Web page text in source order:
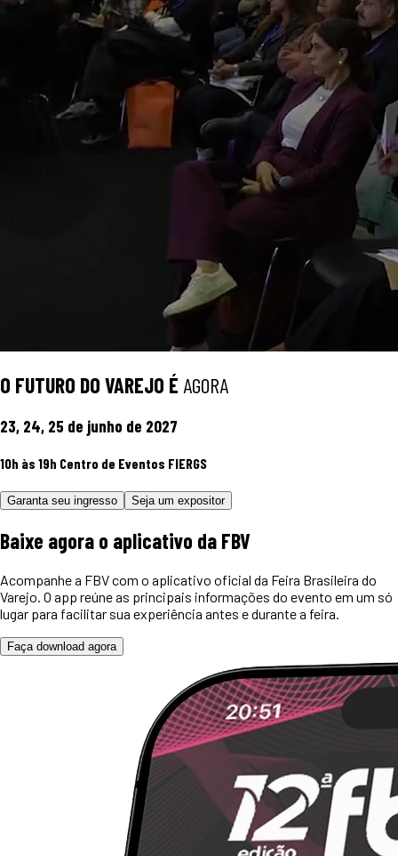
O FUTURO DO VAREJO É AGORA
23, 24, 25 de junho de 2027
10h às 19h Centro de Eventos FIERGS
Garanta seu ingresso Seja um expositor
Baixe agora o aplicativo da FBV
Acompanhe a FBV com o aplicativo oficial da Feira Brasileira do
Varejo. O app reúne as principais informações do evento em um só
lugar para facilitar sua experiência antes e durante a feira.
Faça download agora